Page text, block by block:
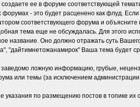
ее в форуме соответствующей
- это будет расценено как флуд.
соответствующего форума и
тема еще не обсуждалась. Для этого
название. Оно должно отражать суть
"дайтимнетожанамирок" Ваша тема будет
ложную информацию, грубые,
или темы (за исключением
по размещению постов в топике